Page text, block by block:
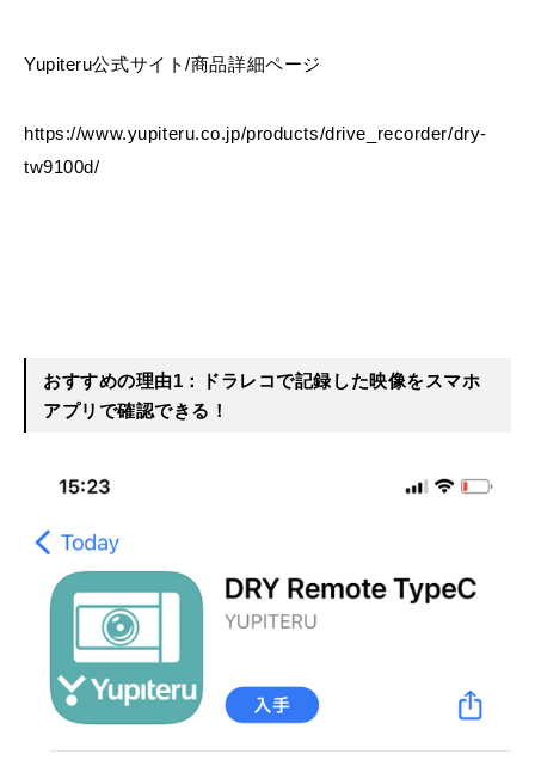
Yupiteru公式サイト/商品詳細ページ
https://www.yupiteru.co.jp/products/drive_recorder/dry-
tw9100d/
おすすめの理由1：ドラレコで記録した映像をスマホ
アプリで確認できる！